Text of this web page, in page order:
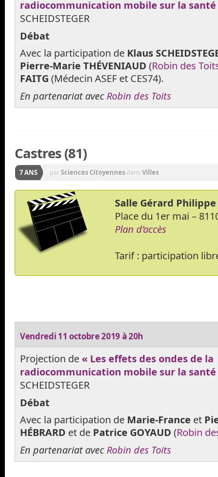
radiocommunication mobile sur la santé
SCHEIDSTEGER
Débat
Avec la participation de Klaus
Pierre-Marie THÉVENIAUD (Robin des
FAITG (Médecin ASEF et CES74).
En partenariat avec Robin des Toits
Castres (81)
7 ANS parSciences Citoyennes dansVilles
Salle Gérard Philippe
Place du 1er mai –
Plan d’accès
Tarif : participation
Vendredi 11 octobre 2019 à 20h
Projection de « Les effets des ondes de la
radiocommunication mobile sur la santé
SCHEIDSTEGER
Débat
Avec la participation de Marie-France et
HÉBRARD et de Patrice GOYAUD (Robin
En partenariat avec Robin des Toits